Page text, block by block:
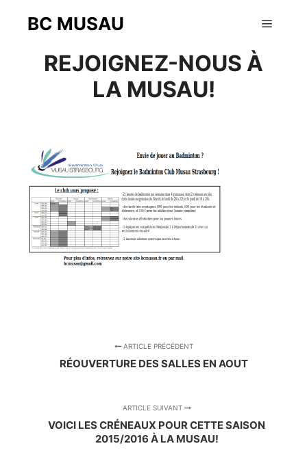
BC MUSAU
REJOIGNEZ-NOUS À
LA MUSAU!
ARTICLE PRÉCÉDENT
RÉOUVERTURE DES SALLES EN AOUT
ARTICLE SUIVANT
VOICI LES CRÉNEAUX POUR CETTE SAISON
2015/2016 À LA MUSAU!